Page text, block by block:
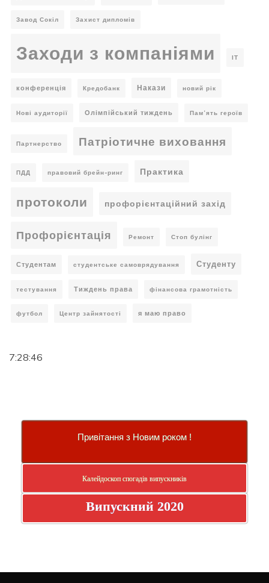
Завод Сокіл Захист дипломів
Заходи з компаніями ІТ
конференція Кредобанк Накази новий рік
Нові аудиторії Олімпійський тиждень Пам’ять героїв
Партнерство Патріотичне виховання
ПДД правовий брейн-ринг Практика
протоколи профорієнтаційний захід
Профорієнтація Ремонт Стоп булінг
Студентам студентське самоврядування Студенту
тестування Тиждень права фінансова грамотність
футбол Центр зайнятості я маю право
7:28:47
Привітання з Новим роком !
Калейдоскоп спогадів випускників
Випускний 2020